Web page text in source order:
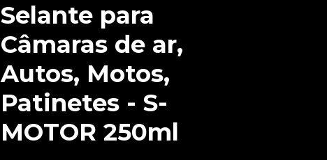
Selante para
Câmaras de ar,
Autos, Motos,
Patinetes - S-
MOTOR 250ml